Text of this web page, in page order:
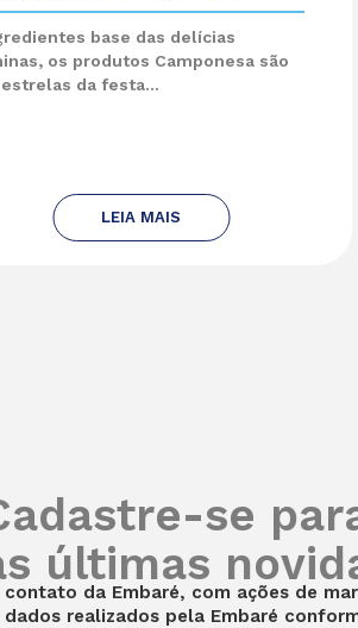
base das delícias
os produtos Camponesa são
estrelas da festa...
LEIA MAIS
se
últimas
contato da Embaré, com ações de
dados realizados pela Embaré